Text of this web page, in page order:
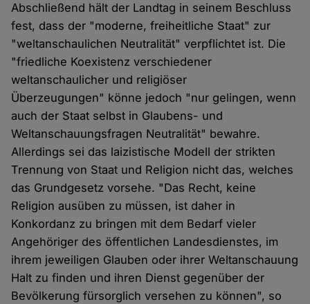
Abschließend hält der Landtag in seinem Beschluss
fest, dass der "moderne, freiheitliche Staat" zur
"weltanschaulichen Neutralität" verpflichtet ist. Die
"friedliche Koexistenz verschiedener
weltanschaulicher und religiöser
Überzeugungen" könne jedoch "nur gelingen, wenn
auch der Staat selbst in Glaubens- und
Weltanschauungsfragen Neutralität" bewahre.
Allerdings sei das laizistische Modell der strikten
Trennung von Staat und Religion nicht das, welches
das Grundgesetz vorsehe. "Das Recht, keine
Religion ausüben zu müssen, ist daher in
Konkordanz zu bringen mit dem Bedarf vieler
Angehöriger des öffentlichen Landesdienstes, im
ihrem jeweiligen Glauben oder ihrer Weltanschauung
Halt zu finden und ihren Dienst gegenüber der
Bevölkerung fürsorglich versehen zu können", so